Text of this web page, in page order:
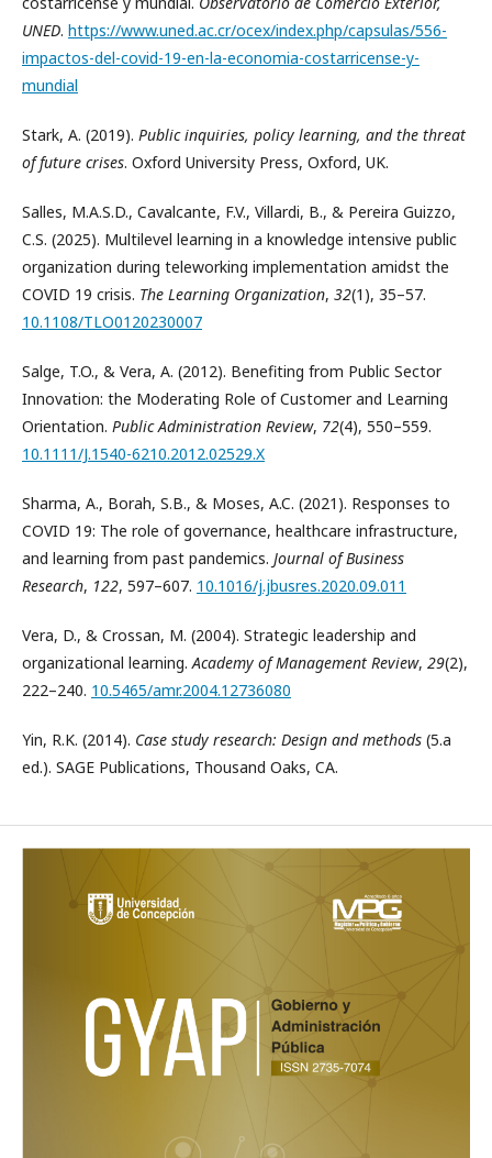
UNED. https://www.uned.ac.cr/ocex/index.php/capsulas/556-
impactos-del-covid-19-en-la-economia-costarricense-y-
mundial
Stark, A. (2019). Public inquiries, policy learning, and the threat
of future crises. Oxford University Press, Oxford, UK.
Salles, M.A.S.D., Cavalcante, F.V., Villardi, B., & Pereira Guizzo,
C.S. (2025). Multilevel learning in a knowledge intensive public
organization during teleworking implementation amidst the
COVID 19 crisis. The Learning Organization, 32(1), 35–57.
10.1108/TLO0120230007
Salge, T.O., & Vera, A. (2012). Benefiting from Public Sector
Innovation: the Moderating Role of Customer and Learning
Orientation. Public Administration Review, 72(4), 550–559.
10.1111/J.1540-6210.2012.02529.X
Sharma, A., Borah, S.B., & Moses, A.C. (2021). Responses to
COVID 19: The role of governance, healthcare infrastructure,
and learning from past pandemics. Journal of Business
Research, 122, 597–607. 10.1016/j.jbusres.2020.09.011
Vera, D., & Crossan, M. (2004). Strategic leadership and
organizational learning.Academy of Management Review, 29(2),
222–240. 10.5465/amr.2004.12736080
Yin, R.K. (2014). Case study research: Design and methods (5.a
ed.). SAGE Publications, Thousand Oaks, CA.